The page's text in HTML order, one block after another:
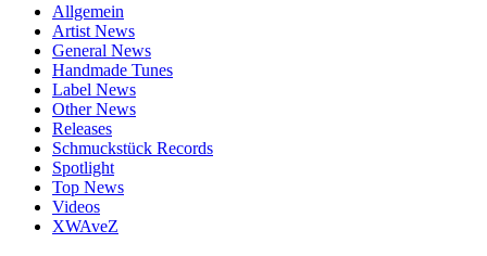
Allgemein
Artist News
General News
Handmade Tunes
Label News
Other News
Releases
Schmuckstück Records
Spotlight
Top News
Videos
XWAveZ